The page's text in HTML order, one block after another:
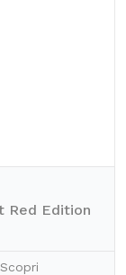
Red Edition
Scopri